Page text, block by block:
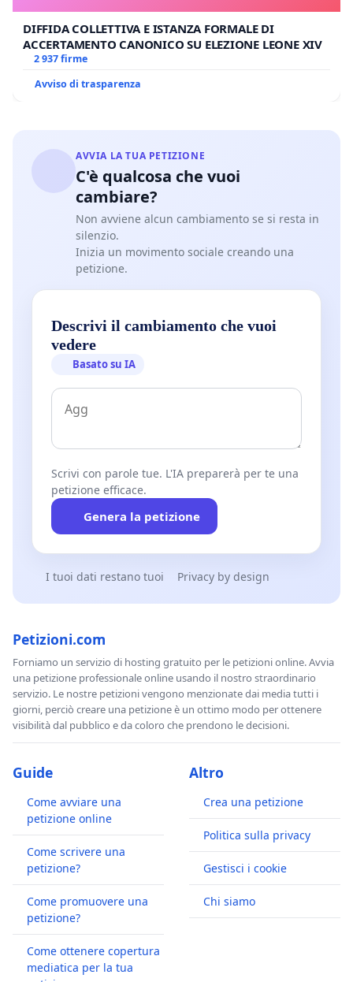
DIFFIDA COLLETTIVA E ISTANZA FORMALE DI
ACCERTAMENTO CANONICO SU ELEZIONE LEONE XIV
2 937 firme
Avviso di trasparenza
AVVIA LA TUA PETIZIONE
C'è qualcosa che vuoi
cambiare?
Non avviene alcun cambiamento se si resta in
silenzio.
Inizia un movimento sociale creando una
petizione.
Descrivi il cambiamento che vuoi
vedere
Basato su IA
Scrivi con parole tue. L'IA preparerà per te una
petizione efficace.
Genera la petizione
I tuoi dati restano tuoi Privacy by design
Petizioni.com
Forniamo un servizio di hosting gratuito per le petizioni online. Avvia
una petizione professionale online usando il nostro straordinario
servizio. Le nostre petizioni vengono menzionate dai media tutti i
giorni, perciò creare una petizione è un ottimo modo per ottenere
visibilità dal pubblico e da coloro che prendono le decisioni.
Guide
Come avviare una
petizione online
Come scrivere una
petizione?
Come promuovere una
petizione?
Come ottenere copertura
mediatica per la tua
Altro
Crea una petizione
Politica sulla privacy
Gestisci i cookie
Chi siamo